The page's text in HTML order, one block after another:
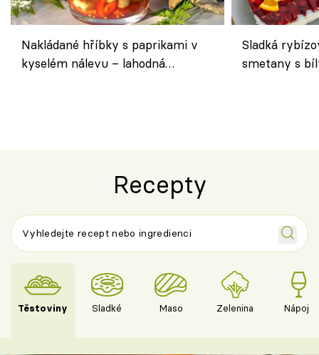
Nakládané hříbky s paprikami v
kyselém nálevu – lahodná
Sladká
smetany s
Recepty
Těstoviny Sladké Maso Zelenina Nápoje